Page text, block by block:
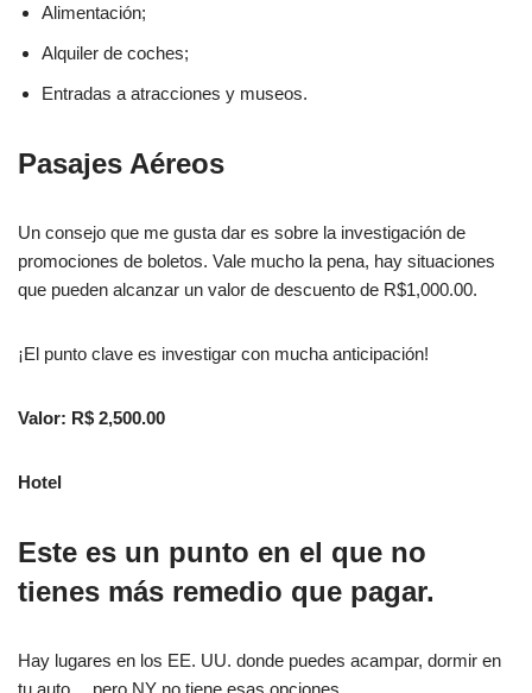
Alimentación;
Alquiler de coches;
Entradas a atracciones y museos.
Pasajes Aéreos
Un consejo que me gusta dar es sobre la investigación de
promociones de boletos. Vale mucho la pena, hay situaciones
que pueden alcanzar un valor de descuento de R$1,000.00.
¡El punto clave es investigar con mucha anticipación!
Valor: R$ 2,500.00
Hotel
Este es un punto en el que no
tienes más remedio que pagar.
Hay lugares en los EE. UU. donde puedes acampar, dormir en
tu auto… pero NY no tiene esas opciones.